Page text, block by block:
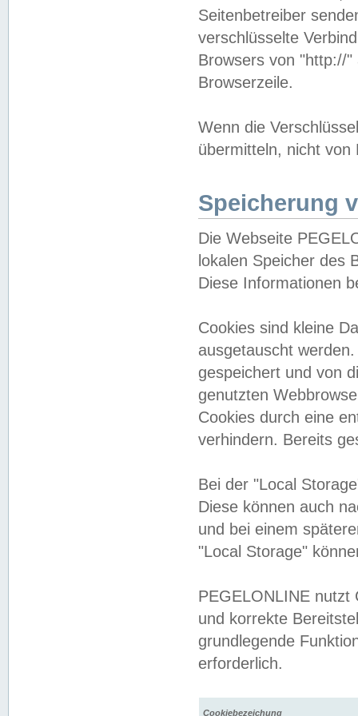
Seitenbetreiber
verschlüsselte
Browsers von "http://
Browserzeile.
Wenn die
übermitteln, nicht von
Speicherung
Die Webseite
lokalen Speicher des
Diese Informationen
Cookies sind kleine
ausgetauscht
gespeichert und von
genutzten
Cookies durch eine
verhindern. Bereits
Bei der "Local
Diese können auch
und bei einem
"Local Storage"
PEGELONLINE nutzt
und korrekte
grundlegende
erforderlich.
Cookiebezeichung